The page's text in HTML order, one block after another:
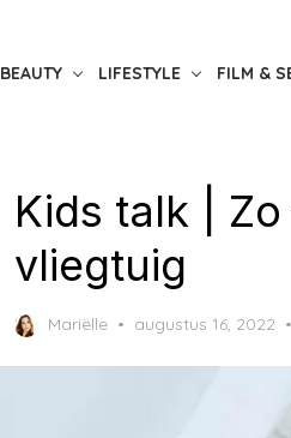
BEAUTY LIFESTYLE FILM &
Kids talk |
vliegtuig
Mariëlle
Posted
augustus 16, 2022